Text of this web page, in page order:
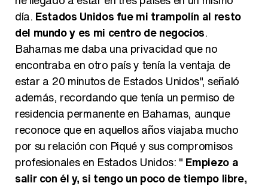
día. Estados Unidos fue mi trampolín al resto
del mundo y es mi centro de negocios.
Bahamas me daba una privacidad que no
encontraba en otro país y tenía la ventaja de
estar a 20 minutos de Estados Unidos", señaló
además, recordando que tenía un permiso de
residencia permanente en Bahamas, aunque
reconoce que en aquellos años viajaba mucho
por su relación con Piqué y sus compromisos
profesionales en Estados Unidos: " Empiezo a
salir con él y, si tengo un poco de tiempo libre,